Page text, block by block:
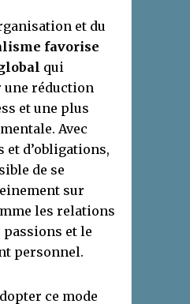
et du
favorise
qui
une réduction
et une plus
Avec
et d’obligations,
de se
sur
les relations
et le
personnel.
ce mode